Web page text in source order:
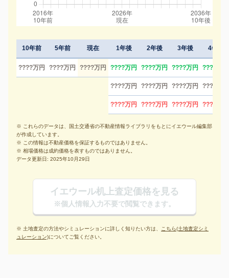
10年前 5年前 現在
????万円 ????万円 ????万円
1年後 2年後 3年後 4年後
????万円 ????万円 ????万円 ????万円
????万円 ????万円 ????万円 ????万円
????万円 ????万円 ????万円 ????万円
※ これらのデータは、国土交通省の不動産情報ライブラリをもとにイエウール編集部
が作成しています。
※ この情報は不動産価格を保証するものではありません。
※ 相場価格は成約価格を表すものではありません。
データ更新日: 2025年10月29日
イエウール机上査定価格を見る
※個人情報入力不要で閲覧できます。
※ 土地査定の方法やシミュレーションに詳しく知りたい方は、 こちら(土地査定シミ
ュレーション)についてご覧ください。